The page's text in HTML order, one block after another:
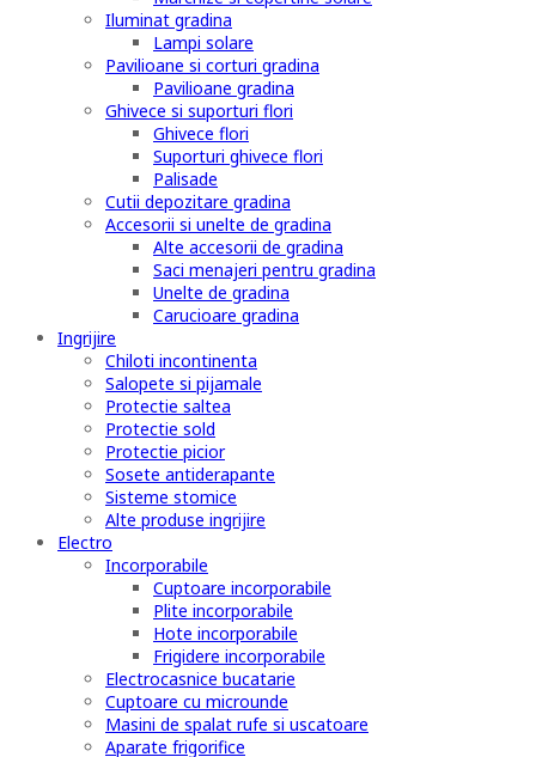
Iluminat gradina
Lampi solare
Pavilioane si corturi gradina
Pavilioane gradina
Ghivece si suporturi flori
Ghivece flori
Suporturi ghivece flori
Palisade
Cutii depozitare gradina
Accesorii si unelte de gradina
Alte accesorii de gradina
Saci menajeri pentru gradina
Unelte de gradina
Carucioare gradina
Ingrijire
Chiloti incontinenta
Salopete si pijamale
Protectie saltea
Protectie sold
Protectie picior
Sosete antiderapante
Sisteme stomice
Alte produse ingrijire
Electro
Incorporabile
Cuptoare incorporabile
Plite incorporabile
Hote incorporabile
Frigidere incorporabile
Electrocasnice bucatarie
Cuptoare cu microunde
Masini de spalat rufe si uscatoare
Aparate frigorifice